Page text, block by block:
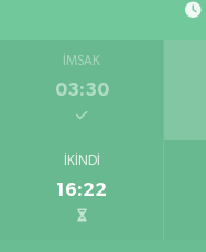
İMSAK
03:30
İKINDI
16:22